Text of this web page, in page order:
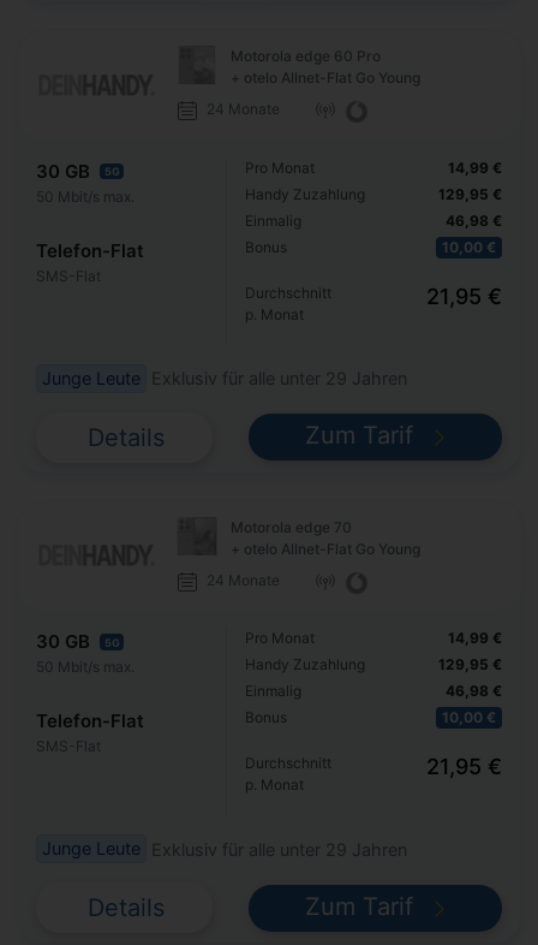
Motorola edge 60 Pro
+ otelo Allnet-Flat Go Young
24 Monate
30 GB 5G
50 Mbit/s max.
Telefon-Flat
SMS-Flat
Pro Monat
Handy Zuzahlung
Einmalig
Bonus
14,99 €
129,95 €
46,98 €
10,00 €
Durchschnitt
p. Monat
21,95 €
Junge Leute Exklusiv für alle unter 29 Jahren
Details Zum Tarif
Motorola edge 70
+ otelo Allnet-Flat Go Young
24 Monate
30 GB 5G
50 Mbit/s max.
Telefon-Flat
SMS-Flat
Pro Monat
Handy Zuzahlung
Einmalig
Bonus
14,99 €
129,95 €
46,98 €
10,00 €
Durchschnitt
p. Monat
21,95 €
Junge Leute Exklusiv für alle unter 29 Jahren
Details Zum Tarif